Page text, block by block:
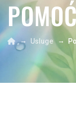
→ Usluge →